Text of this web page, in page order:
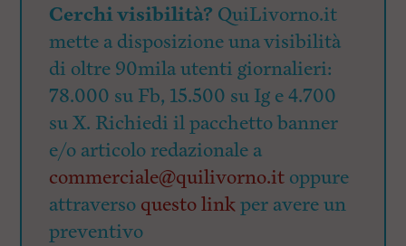
Cerchi visibilità? QuiLivorno.it
mette a disposizione una visibilità
di oltre 90mila utenti giornalieri:
78.000 su Fb, 15.500 su Ig e 4.700
su X. Richiedi il pacchetto banner
e/o articolo redazionale a
commerciale@quilivorno.it oppure
attraverso questo linkper avere un
preventivo